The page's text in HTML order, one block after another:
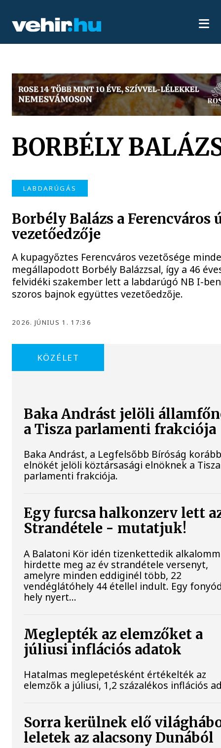
BORBÉLY
LABDARÚGÁS
Borbély Balázs a Ferencváros
vezetőedzője
A kupagyőztes Ferencváros vezetősége
megállapodott Borbély Balázzsal, így a 46
felvidéki szakember lett a labdarúgó NB I-
szoros bajnok együttes vezetőedzője.
2026. JÚNIUS 1. 17:36
KÖZÉLET
Baka Andrást jelöli
a Tisza parlamenti frakciója
Baka Andrást, a Legfelsőbb Bíróság
elnökét jelöli köztársasági elnöknek a
parlamenti frakciója.
Egy furcsa halkonzerv lett
Strandétele - mutatjuk!
A Balatoni Kör idén tizenkettedik
hirdette meg az év strandétele versenyt,
amelyre minden eddiginél több, 22
vendéglátóhely 44 étellel indult. Egy
hely nyert...
Meglepték az elemzőket a
júliusi inflációs adatok
Hatalmas meglepetésként értékelték az
elemzők a júliusi, 1,2 százalékos inflációs
Sorra kerülnek elő
leletek az alacsony Dunából